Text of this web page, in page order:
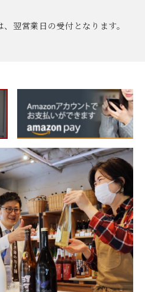
翌営業日の受付となります。